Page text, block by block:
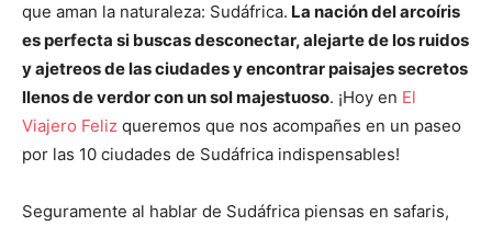
que aman la naturaleza: Sudáfrica. La nación del arcoíris
es perfecta si buscas desconectar, alejarte de los ruidos
y ajetreos de las ciudades y encontrar paisajes secretos
llenos de verdor con un sol majestuoso. ¡Hoy en El
Viajero Feliz queremos que nos acompañes en un paseo
por las 10 ciudades de Sudáfrica indispensables!
Seguramente al hablar de Sudáfrica piensas en safaris,